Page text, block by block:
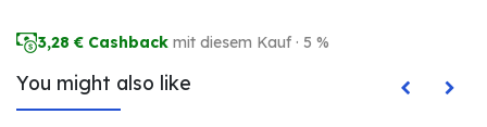
3,28 € Cashback mit diesem Kauf · 5 %
You might also like